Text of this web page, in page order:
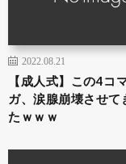
2022.08.21
【成人式】この4コ
ガ、涙腺崩壊させて
たｗｗｗ